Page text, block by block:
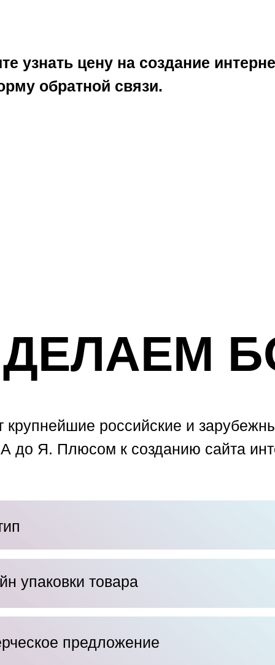
узнать цену на создание
обратной связи.
упаковки товара
предложение
российские и
до Я. Плюсом к созданию сайта